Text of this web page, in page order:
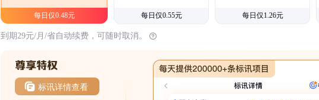
每日仅0.48元 每日仅0.55元 每日仅1.26元
到期29元/月/省自动续费，可随时取消。
标讯详情查看